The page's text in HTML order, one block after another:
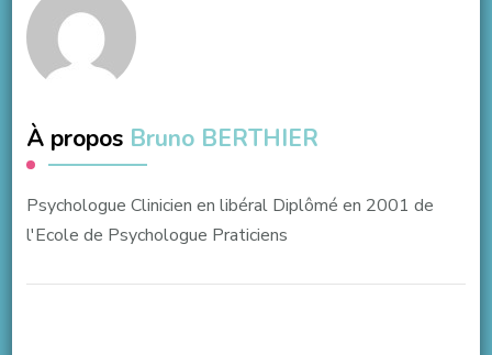
À propos Bruno BERTHIER
Psychologue Clinicien en libéral Diplômé en 2001 de
l'Ecole de Psychologue Praticiens